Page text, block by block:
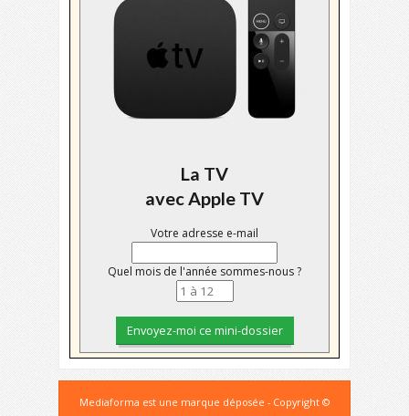
La TV
avec Apple TV
Votre adresse e-mail
Quel mois de l'année sommes-nous ?
Mediaforma est une marque déposée - Copyright ©